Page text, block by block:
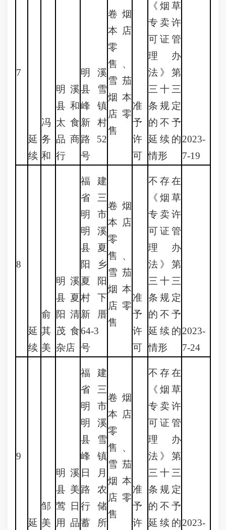
7
延
续
冯
务
和
明溪
县和
太食
品商
行
明溪
县雪
峰镇
新村
路52
号
卷烟
本店
零
售、
雪茄
烟本
店零
售
准
予
许
可
《烟草
专卖许
可证管
理办
法》第
三十三
条规定
的不予
延续的
情形
2023-
7-19
8
延
续
俞
其
美
明溪
县夏
阳清
茂食
杂店
福建
省三
明市
明溪
县夏
阳乡
夏阳
村下
新厝
64-3
号
卷烟
本店
零
售、
雪茄
烟本
店零
售
准
予
许
可
不存在
《烟草
专卖许
可证管
理办
法》第
三十三
条规定
的不予
延续的
情形
2023-
7-24
9
延
邹
美
明溪
县美
莺日
用品
福建
省三
明市
明溪
县雪
峰镇
日月
路农
行储
蓄所
卷烟
本店
零
售、
雪茄
烟本
店零
售
准
予
许
不存在
《烟草
专卖许
可证管
理办
法》第
三十三
条规定
的不予
延续的2023-